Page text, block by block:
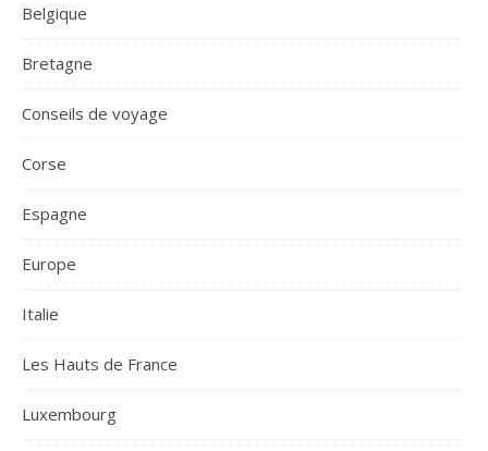
Belgique
Bretagne
Conseils de voyage
Corse
Espagne
Europe
Italie
Les Hauts de France
Luxembourg